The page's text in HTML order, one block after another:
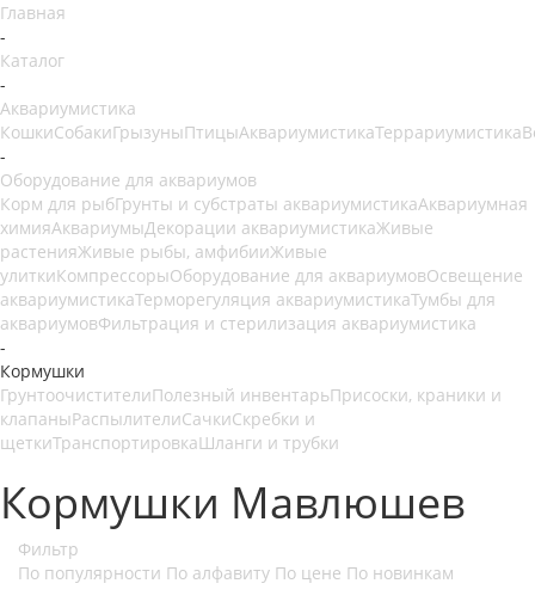
Главная
-
Каталог
-
Аквариумистика
КошкиСобакиГрызуныПтицыАквариумистикаТеррариумистика
-
Оборудование для аквариумов
Корм для рыбГрунты и субстраты аквариумистикаАквариумная
химияАквариумыДекорации аквариумистикаЖивые
растенияЖивые рыбы, амфибииЖивые
улиткиКомпрессорыОборудование для аквариумовОсвещение
аквариумистикаТерморегуляция аквариумистикаТумбы для
аквариумовФильтрация и стерилизация аквариумистика
-
Кормушки
ГрунтоочистителиПолезный инвентарьПрисоски, краники и
клапаныРаспылителиСачкиСкребки и
щеткиТранспортировкаШланги и трубки
Кормушки Мавлюшев
Фильтр
По популярности По алфавиту По цене По новинкам